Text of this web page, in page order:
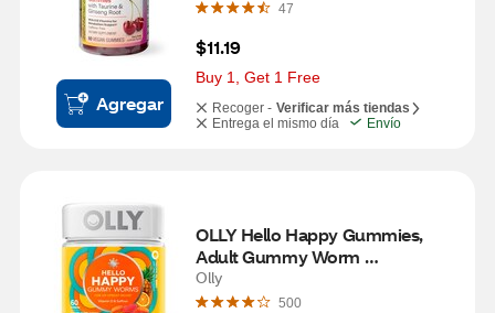
Agregar
47
$11.19
Buy 1, Get 1 Free
Recoger - Verificar más tiendas
Entrega el mismo día
Envío
OLLY Hello Happy Gummies,
Adult Gummy Worm
Supplement, Vitamin D, Tropical
Zing, 60CT
Olly
500